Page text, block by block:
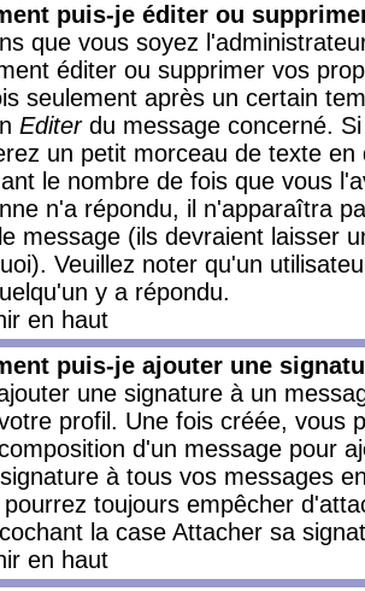
puis-je éditer ou
que vous soyez
éditer ou supprimer vos
seulement après un certain
Editerdu message concerné.
un petit morceau de texte
le nombre de fois que vous
n'a répondu, il n'apparaîtra
message (ils devraient laisser
Veuillez noter qu'un
y a répondu.
en haut
puis-je ajouter une
une signature à un
profil. Une fois créée, vous
d'un message pour
à tous vos messages
toujours empêcher
la case Attacher sa
en haut